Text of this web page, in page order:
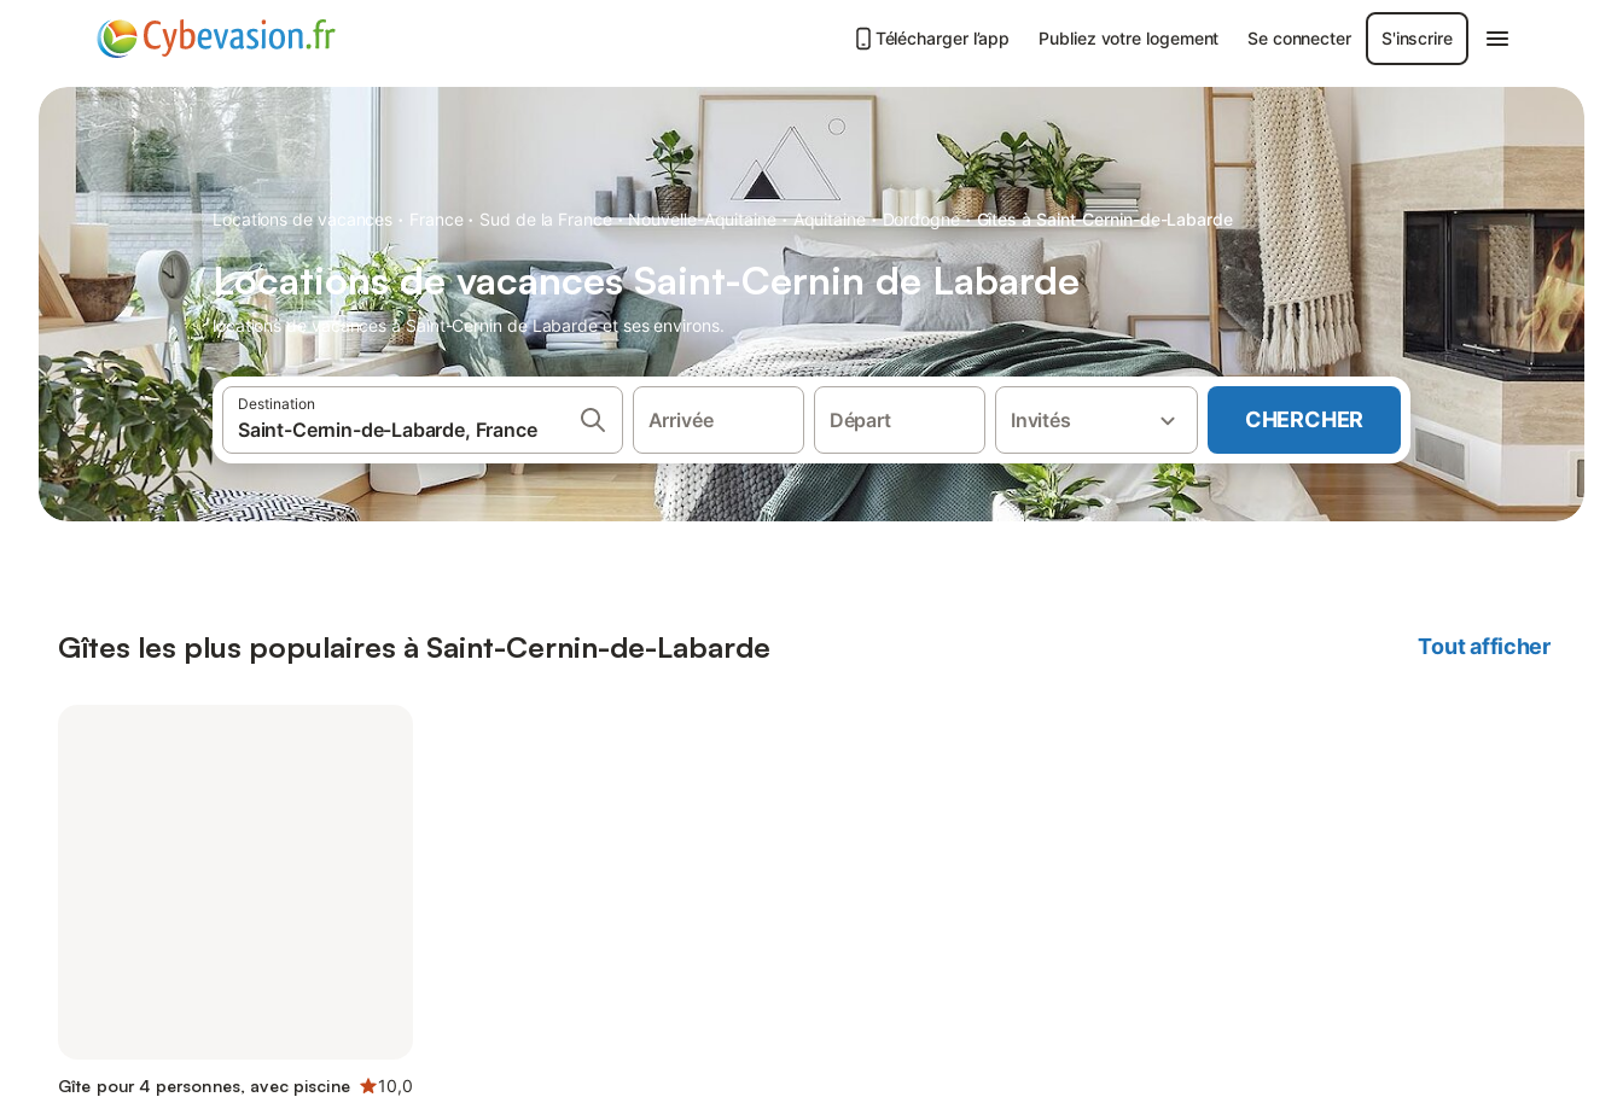
Télécharger l’app Publiez votre logement Se connecter S'inscrire
Locations de vacances · France · Sud de la France · Nouvelle-Aquitaine · Aquitaine · Dordogne · Gîtes à Saint-Cernin-de-Labarde
Locations de vacances Saint-Cernin de Labarde
locations de vacances à Saint-Cernin de Labarde et ses environs.
Destination
Arrivée Départ Invités CHERCHER
Gîtes les plus populaires à Saint-Cernin-de-Labarde Tout afficher
Gîte pour 4 personnes, avec piscine
10,0